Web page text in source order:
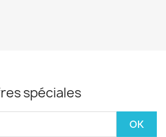
spéciales